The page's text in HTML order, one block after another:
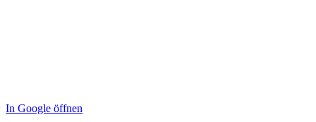
In Google öffnen